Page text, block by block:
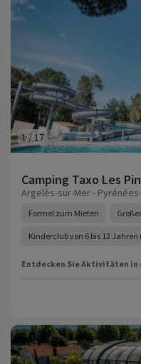
1/17
Camping Taxo Les
Argelès-sur-Mer -
Formel zum Mieten
Kinderclub von 6 bis 12
Entdecken Sie Aktivitäten in